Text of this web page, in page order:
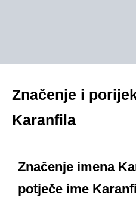
Značenje i
Karanfila
Značenje imena
potječe ime